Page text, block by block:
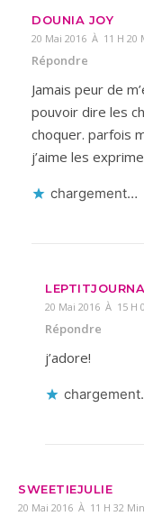
DOUNIA JOY
20 Mai 2016 À 11 H 20
Répondre
Jamais peur de
pouvoir dire les
choquer. parfois
j’aime les
chargement…
20 Mai 2016 À 15 H
Répondre
j’adore!
SWEETIEJULIE
20 Mai 2016 À 11 H 32 Min